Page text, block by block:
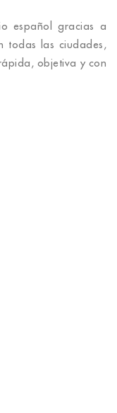
español gracias a
todas las ciudades,
objetiva y con